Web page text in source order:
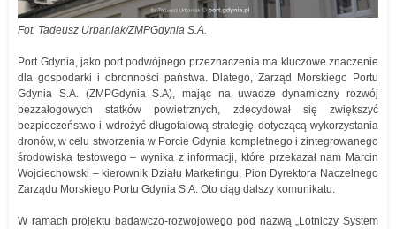
Fot. Tadeusz Urbaniak/ZMPGdynia S.A.
Port Gdynia, jako port podwójnego przeznaczenia ma kluczowe znaczenie
dla gospodarki i obronności państwa. Dlatego, Zarząd Morskiego Portu
Gdynia S.A. (ZMPGdynia S.A), mając na uwadze dynamiczny rozwój
bezzałogowych statków powietrznych, zdecydował się zwiększyć
bezpieczeństwo i wdrożyć długofalową strategię dotyczącą wykorzystania
dronów, w celu stworzenia w Porcie Gdynia kompletnego i zintegrowanego
środowiska testowego – wynika z informacji, które przekazał nam Marcin
Wojciechowski – kierownik Działu Marketingu, Pion Dyrektora Naczelnego
Zarządu Morskiego Portu Gdynia S.A. Oto ciąg dalszy komunikatu:
W ramach projektu badawczo-rozwojowego pod nazwą „Lotniczy System